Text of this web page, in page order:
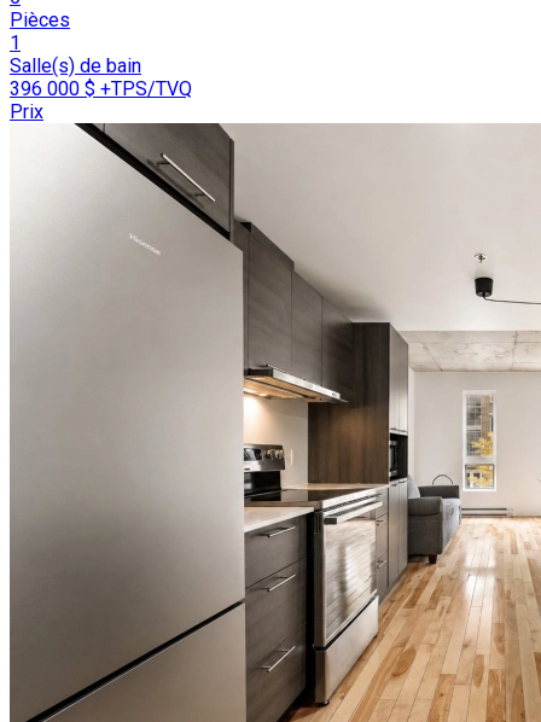
Pièces
1
Salle(s) de bain
396 000 $ +TPS/TVQ
Prix